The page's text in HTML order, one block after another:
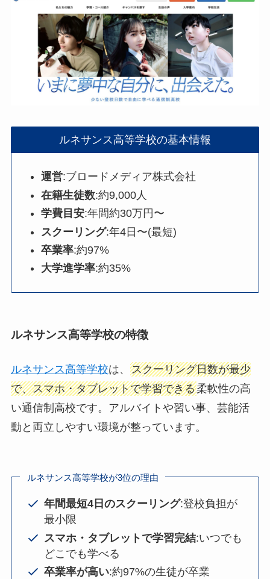
ルネサンス高等学校の基本情報
運営:ブロードメディア株式会社
在籍生徒数:約9,000人
学費目安:年間約30万円〜
スクーリング:年4日〜(最短)
卒業率:約97%
大学進学率:約35%
ルネサンス高等学校の特徴
ルネサンス高等学校は、 スクーリング日数が最少
で、スマホ・タブレットで学習できる柔軟性の高
い通信制高校です。アルバイトや習い事、芸能活
動と両立しやすい環境が整っています。
ルネサンス高等学校が3位の理由
年間最短4日のスクーリング:登校負担が
最小限
スマホ・タブレットで学習完結:いつでも
どこでも学べる
卒業率が高い:約97%の生徒が卒業